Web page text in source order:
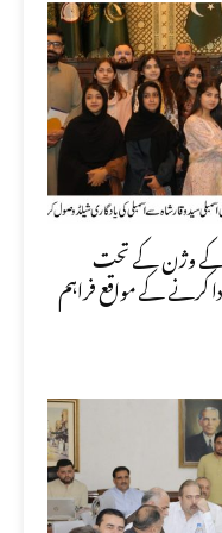
کے وژن کے تحت
کرنے کے مواقع فراہم